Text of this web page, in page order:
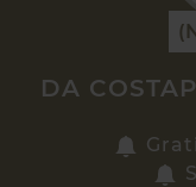
Zoek een woning
DA